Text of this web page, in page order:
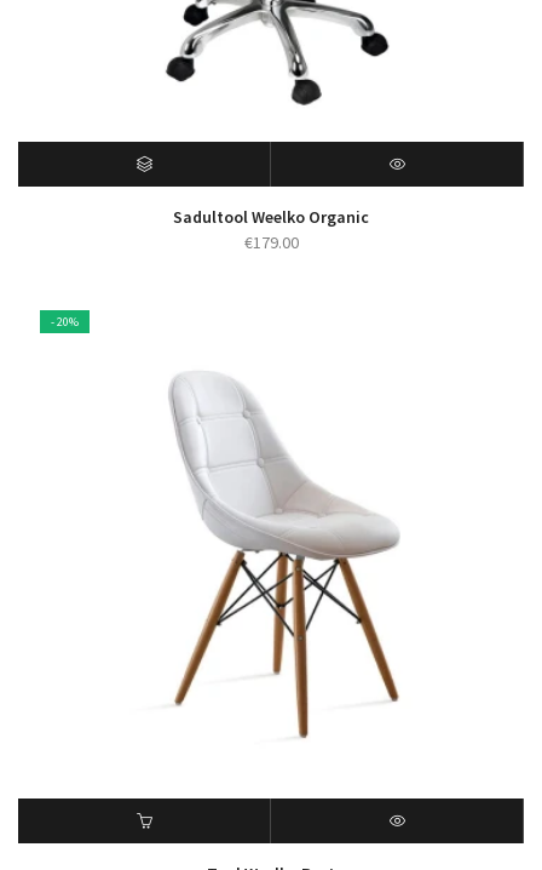
Sadultool Weelko Organic
€179.00
- 20%